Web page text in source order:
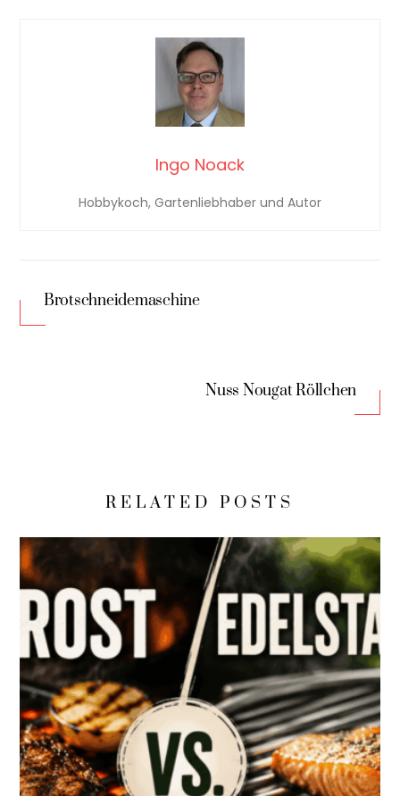
Ingo Noack
Hobbykoch, Gartenliebhaber und Autor
Brotschneidemaschine
Nuss Nougat Röllchen
RELATED POSTS